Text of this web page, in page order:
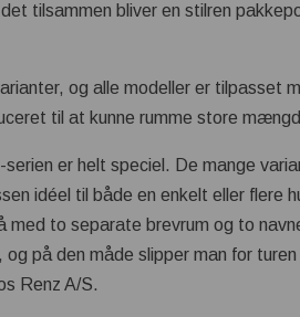
tilsammen bliver en stilren
og alle modeller er tilpasset
til at kunne rumme store
er helt speciel. De mange
idéel til både en enkelt eller flere
med to separate brevrum og to
på den måde slipper man for
Renz A/S.